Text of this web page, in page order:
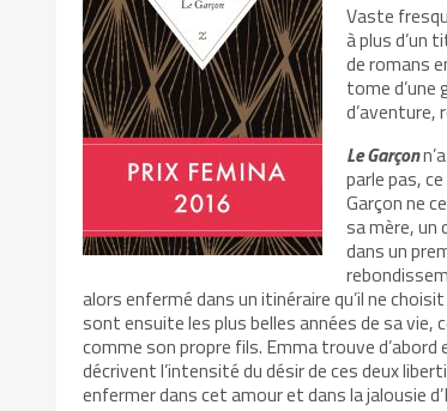
Vaste
à plus d’un
de romans
tome
d’aventure,
Le Garçon
parle pas,
Garçon ne
sa mère,
dans un
alors enfermé dans un itinéraire qu’il ne
sont ensuite les plus belles années de sa vie,
comme son propre fils. Emma trouve d’abord
décrivent l’intensité du désir de ces deux
enfermer dans cet amour et dans la jalousie